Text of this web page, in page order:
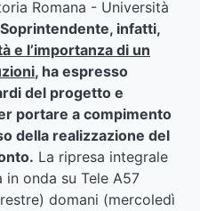
Romana - Università
infatti,
e l’importanza di un
, ha espresso
del progetto e
portare a compimento
della realizzazione del
La ripresa integrale
onda su Tele A57
domani (mercoledì